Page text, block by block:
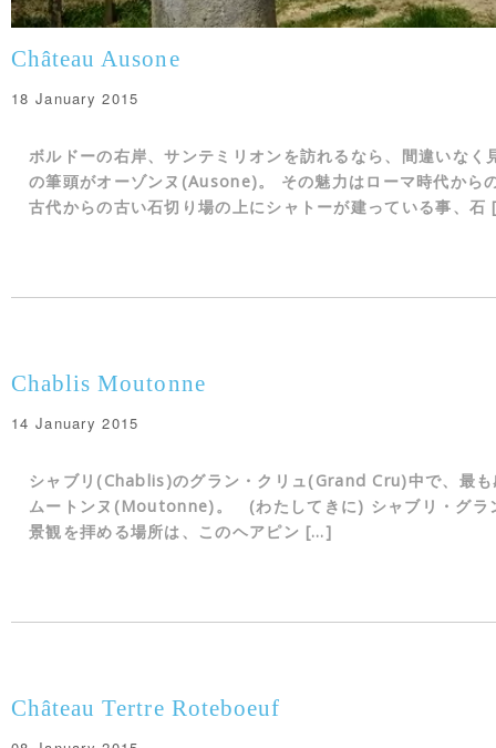
Château Ausone
18 January 2015
ボルドーの右岸、サンテミリオンを訪れるなら、間違いなく
の筆頭がオーゾンヌ(Ausone)。 その魅力はローマ時代から
古代からの古い石切り場の上にシャトーが建っている事、
Chablis Moutonne
14 January 2015
シャブリ(Chablis)のグラン・クリュ(Grand Cru)中で、最も
ムートンヌ(Moutonne)。 (わたしてきに) シャブリ・グラ
景観を拝める場所は、このヘアピン […]
Château Tertre Roteboeuf